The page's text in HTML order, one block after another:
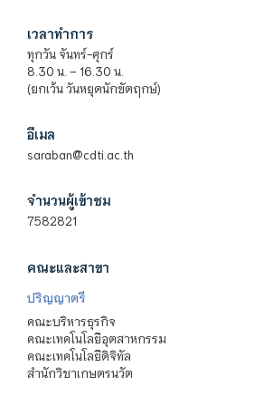
เวลาทำการ
ทุกวัน จันทร์-ศุกร์
8.30 น. – 16.30 น.
(ยกเว้น วันหยุดนักขัตฤกษ์)
อีเมล
saraban@cdti.ac.th
จำนวนผู้เข้าชม
7582821
คณะและสาขา
ปริญญาตรี
คณะบริหารธุรกิจ
คณะเทคโนโลยีอุตสาหกรรม
คณะเทคโนโลยีดิจิทัล
สำนักวิชาเกษตรนวัต